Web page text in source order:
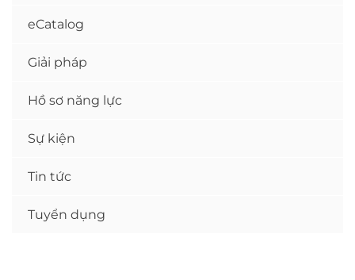
eCatalog
Giải pháp
Hồ sơ năng lực
Sự kiện
Tin tức
Tuyển dụng